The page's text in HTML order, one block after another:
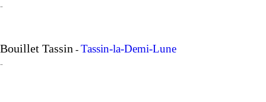
-
Bouillet Tassin - Tassin-la-Demi-Lune
-